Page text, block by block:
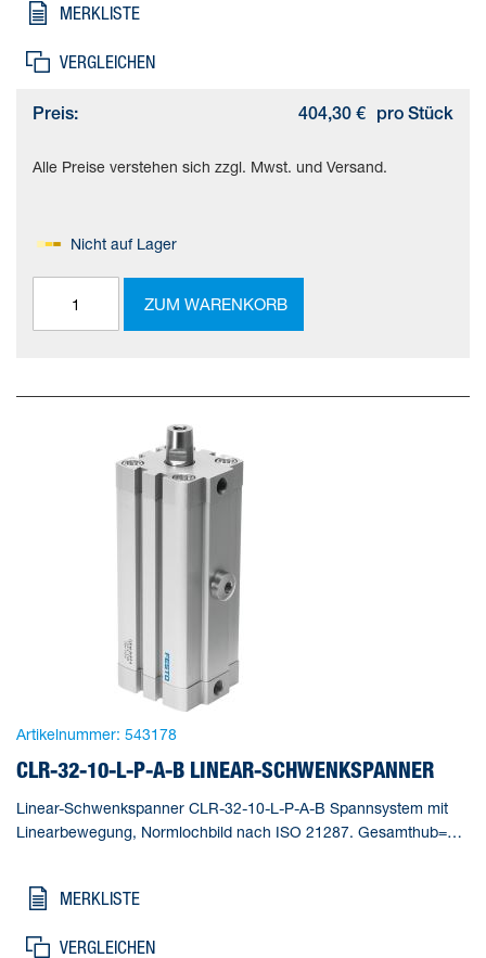
MERKLISTE
VERGLEICHEN
Preis: 404,30 € pro Stück
Alle Preise verstehen sich zzgl. Mwst. und Versand.
Nicht auf Lager
ZUM WARENKORB
Artikelnummer: 543178
CLR-32-10-L-P-A-B LINEAR-SCHWENKSPANNER
Linear-Schwenkspanner CLR-32-10-L-P-A-B Spannsystem mit
Linearbewegung, Normlochbild nach ISO 21287. Gesamthub=28
MERKLISTE
VERGLEICHEN